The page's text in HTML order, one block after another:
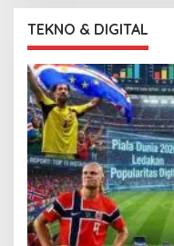
TEKNO & DIGITAL